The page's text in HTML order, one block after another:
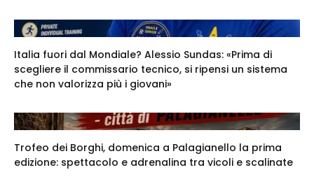
Italia fuori dal Mondiale? Alessio Sundas: «Prima di
scegliere il commissario tecnico, si ripensi un sistema
che non valorizza più i giovani»
Trofeo dei Borghi, domenica a Palagianello la prima
edizione: spettacolo e adrenalina tra vicoli e scalinate